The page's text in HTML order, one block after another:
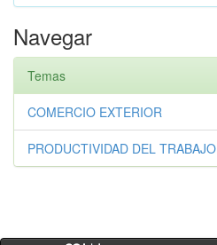
Navegar
Temas
COMERCIO EXTERIOR
PRODUCTIVIDAD DEL TRABAJO